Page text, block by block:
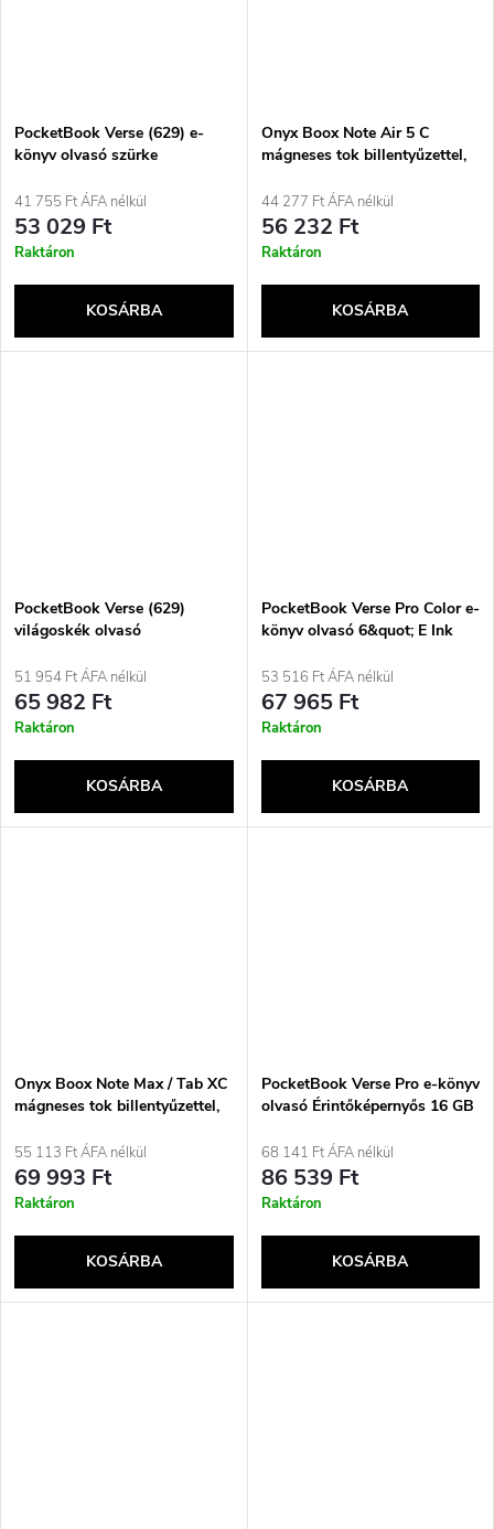
PocketBook Verse (629) e-
könyv olvasó szürke
41 755 Ft ÁFA nélkül
53 029 Ft
Raktáron
KOSÁRBA
Onyx Boox Note Air 5 C
mágneses tok billentyűzettel,
44 277 Ft ÁFA nélkül
56 232 Ft
Raktáron
KOSÁRBA
PocketBook Verse (629)
világoskék olvasó
51 954 Ft ÁFA nélkül
65 982 Ft
Raktáron
KOSÁRBA
PocketBook Verse Pro Color e-
könyv olvasó 6&quot; E Ink
Sea (PB634K3-1-WW)
53 516 Ft ÁFA nélkül
67 965 Ft
Raktáron
KOSÁRBA
Onyx Boox Note Max / Tab XC
mágneses tok billentyűzettel,
55 113 Ft ÁFA nélkül
69 993 Ft
Raktáron
KOSÁRBA
PocketBook Verse Pro e-könyv
olvasó Érintőképernyős 16 GB
68 141 Ft ÁFA nélkül
86 539 Ft
Raktáron
KOSÁRBA